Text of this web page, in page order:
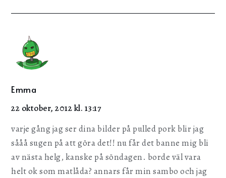
Emma
22 oktober, 2012 kl. 13:17
varje gång jag ser dina bilder på pulled pork blir jag
sååå sugen på att göra det!! nu får det banne mig bli
av nästa helg, kanske på söndagen. borde väl vara
helt ok som matlåda? annars får min sambo och jag